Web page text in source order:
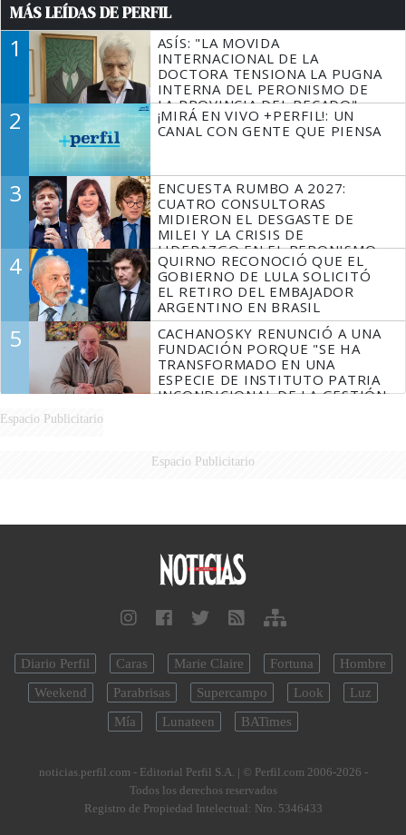
MÁS LEÍDAS DE PERFIL
1
ASÍS: "LA MOVIDA
INTERNACIONAL DE LA
DOCTORA TENSIONA LA PUGNA
INTERNA DEL PERONISMO DE
LA PROVINCIA DEL PECADO"
2
¡MIRÁ EN VIVO +PERFIL!: UN
CANAL CON GENTE QUE PIENSA
3
ENCUESTA RUMBO A 2027:
CUATRO CONSULTORAS
MIDIERON EL DESGASTE DE
MILEI Y LA CRISIS DE
LIDERAZGO EN EL PERONISMO
4
QUIRNO RECONOCIÓ QUE EL
GOBIERNO DE LULA SOLICITÓ
EL RETIRO DEL EMBAJADOR
ARGENTINO EN BRASIL
5
CACHANOSKY RENUNCIÓ A UNA
FUNDACIÓN PORQUE "SE HA
TRANSFORMADO EN UNA
ESPECIE DE INSTITUTO PATRIA
INCONDICIONAL DE LA GESTIÓN
Espacio Publicitario
Espacio Publicitario
Diario Perfil Caras Marie Claire Fortuna
Hombre
Weekend
Parabrisas Supercampo Look
Luz
Mía
Lunateen BATimes
noticias.perfil.com - Editorial Perfil S.A. | © Perfil.com 2006-2026 -
Todos los derechos reservados
Registro de Propiedad Intelectual: Nro. 5346433